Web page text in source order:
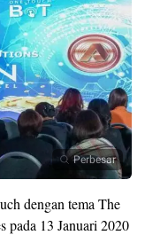
Perbesar
dengan tema The
pada 13 Januari 2020